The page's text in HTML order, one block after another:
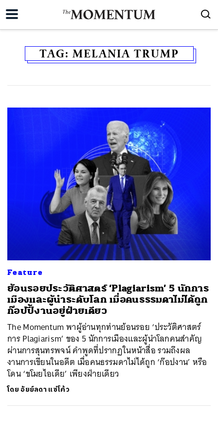
TAG: MELANIA TRUMP
Feature
ย้อนรอยประวัติศาสตร์ ‘Plagiarism’ 5 นักการ
เมืองและผู้นำระดับโลก เมื่อคนธรรมดาไม่ได้ถูก
ก๊อปปี้งานอยู่ฝ่ายเดียว
The Momentum พาผู้อ่านทุกท่านย้อนรอย ‘ประวัติศาสตร์
การ Plagiarism’ ของ 5 นักการเมืองและผู้นำโลกคนสำคัญ
ผ่านการสุนทรพจน์ คำพูดที่ปรากฏในหน้าสื่อ รวมถึงผล
งานการเขียนในอดีต เมื่อคนธรรมดาไม่ได้ถูก ‘ก๊อปงาน’ หรือ
โดน ‘ขโมยไอเดีย’ เพียงฝ่ายเดียว
โดย อัยย์ลดา แซ่โค้ว